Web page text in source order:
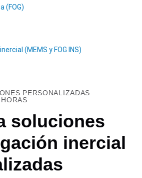
(FOG)
(MEMS y FOG INS)
PERSONALIZADAS
soluciones
inercial